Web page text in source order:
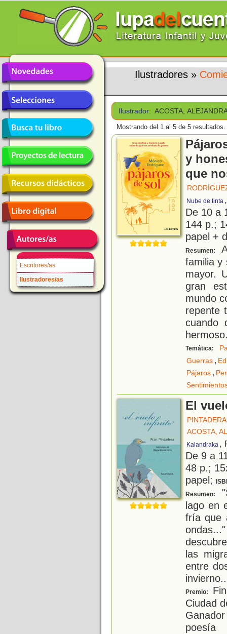
Escritores/as
Ilustradores/as
Ilustradores »
Ilustrador: ACOSTA,
Mostrando del 1 al 5 de 5 resultados.
y
que
Nube de tinta
De 10 a
144 p.;
papel +
Resumen:
familia y
mayor.
gran
mundo
repente
cuando
hermoso
Temática:
Guerras,
Pájaros,
El
ACOSTA,
Kalandraka ,
De 9 a
48 p.;
papel;
Resumen:
lago en
fría que
las
entre
invierno
Premio:
Ciudad
poesía